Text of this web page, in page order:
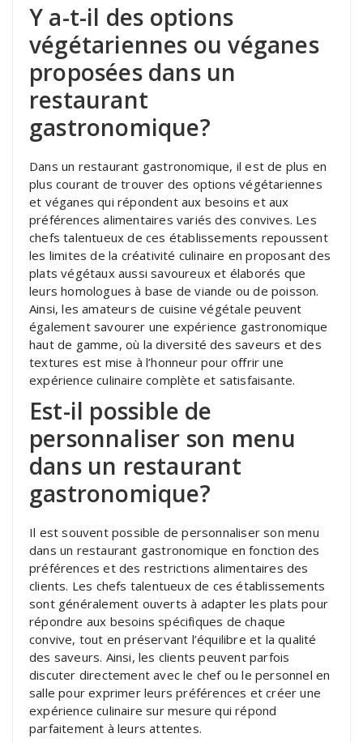
Y a-t-il des options
végétariennes ou véganes
proposées dans un
restaurant
gastronomique?
Dans un restaurant gastronomique, il est de plus en
plus courant de trouver des options végétariennes
et véganes qui répondent aux besoins et aux
préférences alimentaires variés des convives. Les
chefs talentueux de ces établissements repoussent
les limites de la créativité culinaire en proposant des
plats végétaux aussi savoureux et élaborés que
leurs homologues à base de viande ou de poisson.
Ainsi, les amateurs de cuisine végétale peuvent
également savourer une expérience gastronomique
haut de gamme, où la diversité des saveurs et des
textures est mise à l’honneur pour offrir une
expérience culinaire complète et satisfaisante.
Est-il possible de
personnaliser son menu
dans un restaurant
gastronomique?
Il est souvent possible de personnaliser son menu
dans un restaurant gastronomique en fonction des
préférences et des restrictions alimentaires des
clients. Les chefs talentueux de ces établissements
sont généralement ouverts à adapter les plats pour
répondre aux besoins spécifiques de chaque
convive, tout en préservant l’équilibre et la qualité
des saveurs. Ainsi, les clients peuvent parfois
discuter directement avec le chef ou le personnel en
salle pour exprimer leurs préférences et créer une
expérience culinaire sur mesure qui répond
parfaitement à leurs attentes.